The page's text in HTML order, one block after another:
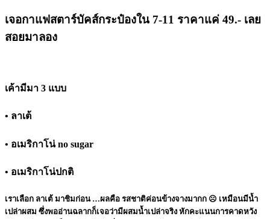
เจอกาแฟสตาร์บัคส์กระป๋องใน 7-11 ราคาแค่ 49.- เลย
สอยมาลอง
เค้ามีมา 3 แบบ
• ลาเต้
• อเมริกาโน่ no sugar
• อเมริกาโน่ปกติ
เราเลือก ลาเต้ มาชิมก่อน …ผลคือ รสชาติค่อนข้างจางมากก ☹️ เหมือนมีน้ำ
เปล่าผสม ซึ่งพออ่านฉลากก็เจอว่ามีผสมน้ำเปล่าจริง หักคะแนนการคาดหวัง